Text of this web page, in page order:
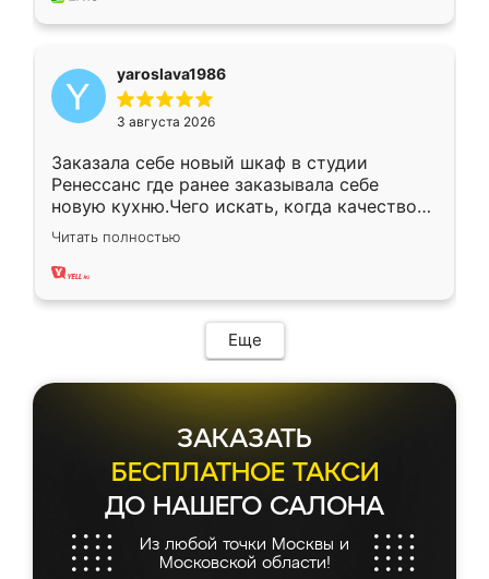
yaroslava1986
3 августа 2026
Заказала себе новый шкаф в студии
Ренессанс где ранее заказывала себе
новую кухню.Чего искать, когда качеством
вполне довольна. Служит кухня уже почти
два года, нареканий нет.
Читать полностью
Еще
ЗАКАЗАТЬ
БЕСПЛАТНОЕ ТАКСИ
ДО НАШЕГО САЛОНА
Из любой точки Москвы и
Московской области!